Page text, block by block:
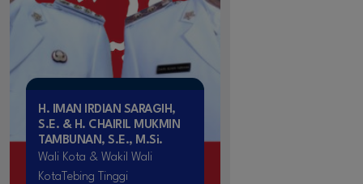
H. IMAN IRDIAN SARAGIH,
S.E. & H. CHAIRIL MUKMIN
TAMBUNAN, S.E., M.Si.
Wali Kota & Wakil Wali
KotaTebing Tinggi